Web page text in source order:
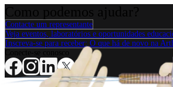
Contacte um representante
Veja eventos, laboratórios e oportunidades
Inscreva-se para receber: O que há de novo na